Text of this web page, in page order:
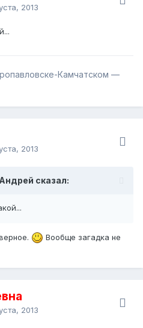
2013
Камчатском —
2013
сказал:
Вообще загадка не
2013